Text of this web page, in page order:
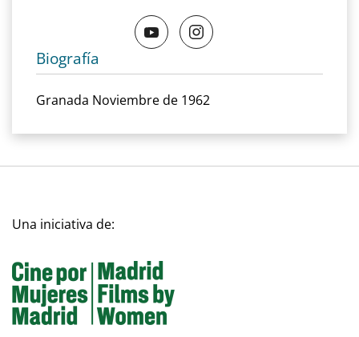
Biografía
Granada Noviembre de 1962
Una iniciativa de: